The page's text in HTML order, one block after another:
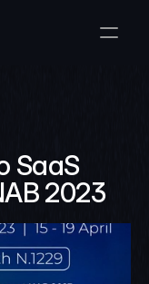
HÁBLANOS
SaaS
2023